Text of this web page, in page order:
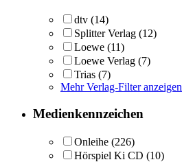
dtv (14)
Splitter Verlag (12)
Loewe (11)
Loewe Verlag (7)
Trias (7)
Mehr Verlag-Filter anzeigen
Medienkennzeichen
Onleihe (226)
Hörspiel Ki CD (10)